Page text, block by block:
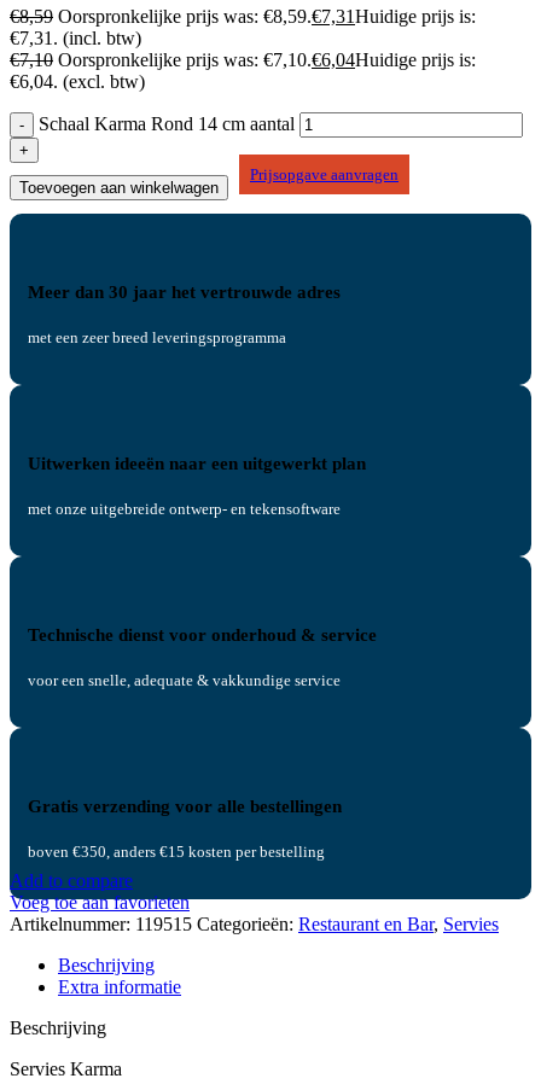
€8,59 Oorspronkelijke prijs was: €8,59.€7,31Huidige prijs is:
€7,31. (incl. btw)
€7,10 Oorspronkelijke prijs was: €7,10.€6,04Huidige prijs is:
€6,04. (excl. btw)
Schaal Karma Rond 14 cm aantal
Toevoegen aan winkelwagen
Prijsopgave aanvragen
Meer dan 30 jaar het vertrouwde adres
met een zeer breed leveringsprogramma
Uitwerken ideeën naar een uitgewerkt plan
met onze uitgebreide ontwerp- en tekensoftware
Technische dienst voor onderhoud & service
voor een snelle, adequate & vakkundige service
Gratis verzending voor alle bestellingen
boven €350, anders €15 kosten per bestelling
Add to compare
Voeg toe aan favorieten
Artikelnummer: 119515 Categorieën: Restaurant en Bar, Servies
Beschrijving
Extra informatie
Beschrijving
Servies Karma